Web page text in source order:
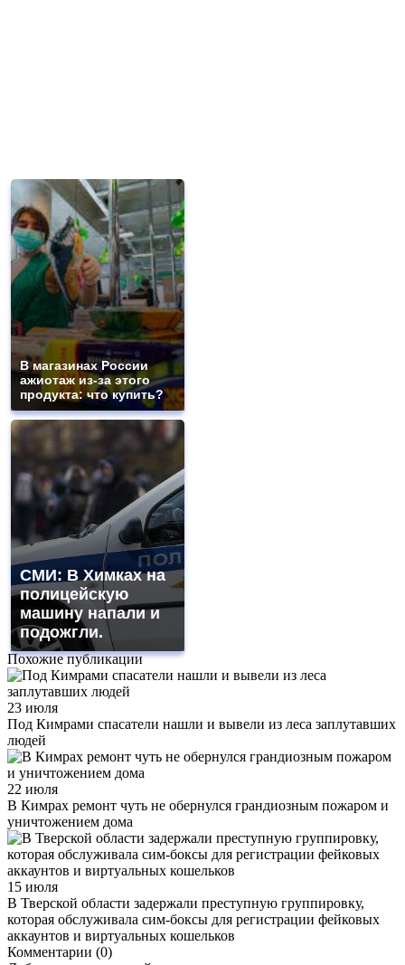
В магазинах России
ажиотаж из-за этого
продукта: что купить?
СМИ: В Химках на
полицейскую
машину напали и
подожгли.
Похожие публикации
23 июля
Под Кимрами спасатели нашли и вывели из леса заплутавших
людей
22 июля
В Кимрах ремонт чуть не обернулся грандиозным пожаром и
уничтожением дома
15 июля
В Тверской области задержали преступную группировку,
которая обслуживала сим-боксы для регистрации фейковых
аккаунтов и виртуальных кошельков
Комментарии (0)